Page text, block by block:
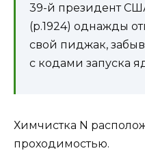
39-й президент
(р.1924) однажды
свой пиджак,
с кодами запуска
Химчистка N
проходимостью.